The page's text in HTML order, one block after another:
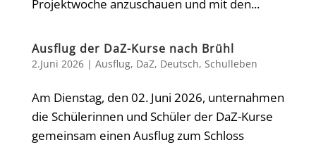
Projektwoche anzuschauen und mit den...
Ausflug der DaZ-Kurse nach Brühl
2.Juni 2026| Ausflug, DaZ, Deutsch, Schulleben
Am Dienstag, den 02. Juni 2026, unternahmen
die Schülerinnen und Schüler der DaZ-Kurse
gemeinsam einen Ausflug zum Schloss